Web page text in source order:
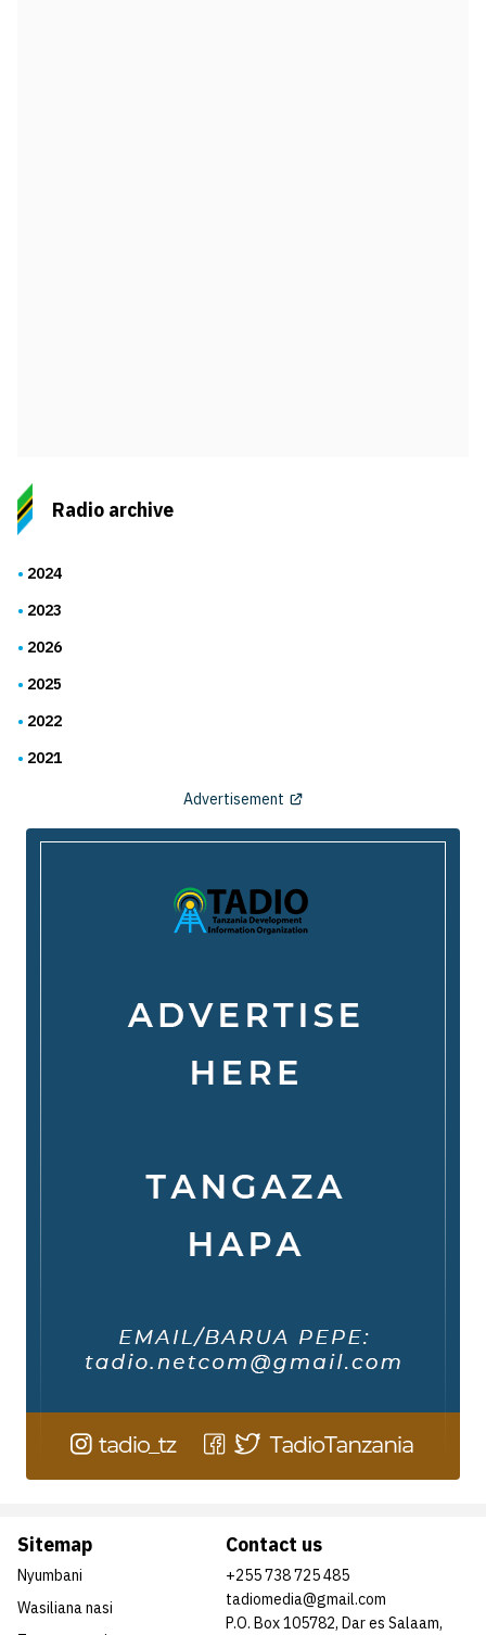
Radio archive
2024
2023
2026
2025
2022
2021
Advertisement
Sitemap
Nyumbani
Wasiliana nasi
Contact us
+255 738 725 485
tadiomedia@gmail.com
P.O. Box 105782, Dar es Salaam,